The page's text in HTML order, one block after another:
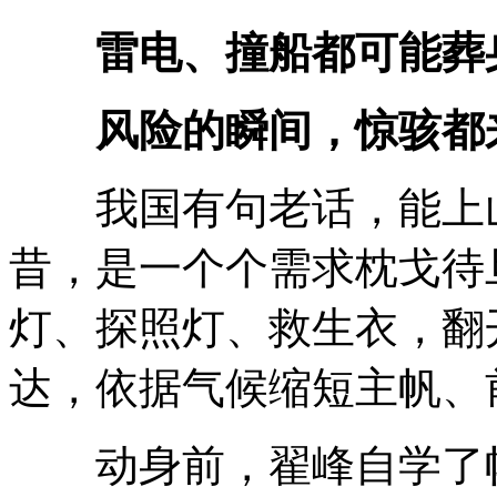
雷电、撞船都可能葬
风险的瞬间，惊骇都
我国有句老话，能上
昔，是一个个需求枕戈
灯、探照灯、救生衣，
达，依据气候缩短主帆
动身前，翟峰自学了